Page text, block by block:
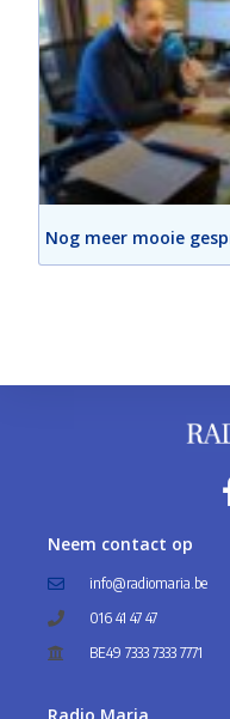
Nog meer mooie
Neem contact op
info@radiomaria.be
016 41 47 47
BE49 7333 7333 7771